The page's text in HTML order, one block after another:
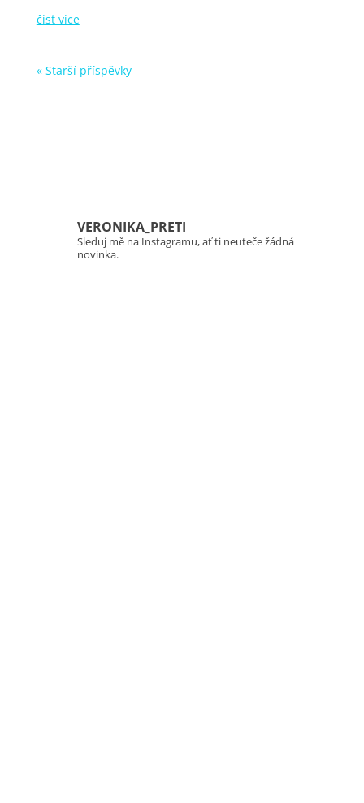
číst více
« Starší příspěvky
VERONIKA_PRETI
Sleduj mě na Instagramu, ať ti neuteče žádná
novinka.